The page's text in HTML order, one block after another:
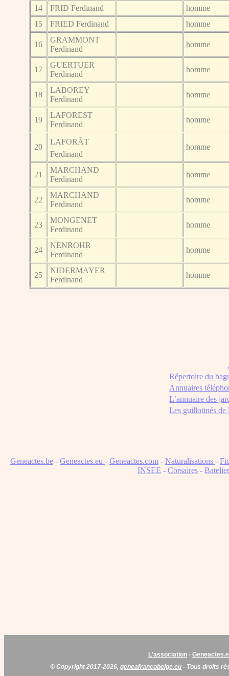
14 FRID Ferdinand
homme
15
FRIED Ferdinand homme
16
GRAMMONT
Ferdinand
homme
17
GUERTUER
Ferdinand
homme
18
LABOREY
Ferdinand
homme
19
LAFOREST
Ferdinand
homme
20
LAFORÃT
Ferdinand
homme
21
MARCHAND
Ferdinand
homme
22
MARCHAND
Ferdinand
homme
23
MONGENET
Ferdinand
homme
24
NENROHR
Ferdinand
homme
25
NIDERMAYER
Ferdinand
homme
Répertoire du
Annuaires
L’annuaire des
Les guillotinés de
Geneactes.be - Geneactes.eu - Geneactes.com - Naturalisations -
INSEE -Corsaires -
L'association -
© Copyright 2017-2026,geneafrancobelge.eu - Tous droits